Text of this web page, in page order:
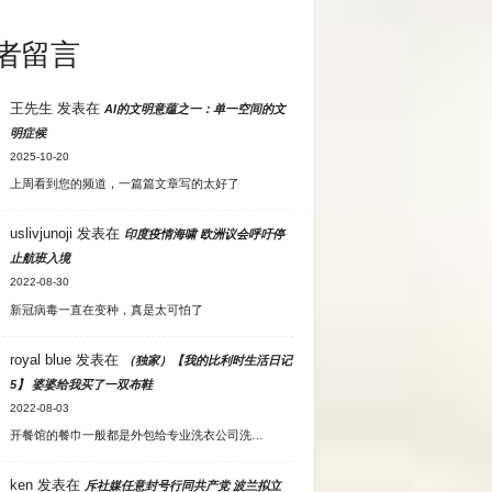
留言
王先生 发表在 AI的文明意蕴之一：单一空间的文
明症候
2025-10-20
上周看到您的频道，一篇篇文章写的太好了
uslivjunoji 发表在 印度疫情海啸 欧洲议会呼吁停
止航班入境
2022-08-30
新冠病毒一直在变种，真是太可怕了
royal blue发表在
（独家）【我的比利时生活日记
5】 婆婆给我买了一双布鞋
2022-08-03
开餐馆的餐巾一般都是外包给专业洗衣公司洗…
ken发表在 斥社媒任意封号行同共产党 波兰拟立